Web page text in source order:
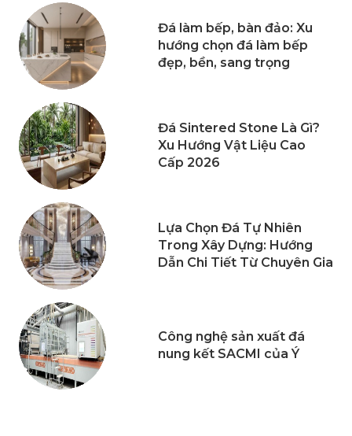
Đá làm bếp, bàn đảo: Xu
hướng chọn đá làm bếp
đẹp, bền, sang trọng
Đá Sintered Stone Là Gì?
Xu Hướng Vật Liệu Cao
Cấp 2026
Lựa Chọn Đá Tự Nhiên
Trong Xây Dựng: Hướng
Dẫn Chi Tiết Từ Chuyên Gia
Công nghệ sản xuất đá
nung kết SACMI của Ý